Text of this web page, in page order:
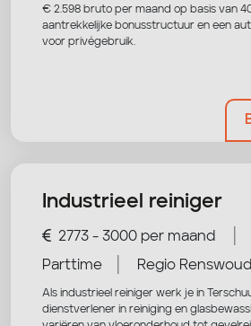
€ 2.598 bruto per maand op basis van
aantrekkelijke bonusstructuur en een
voor privégebruik.
Industrieel reiniger
2773 - 3000 per maand
Parttime
Regio
Als industrieel reiniger werk je in
dienstverlener in reiniging en